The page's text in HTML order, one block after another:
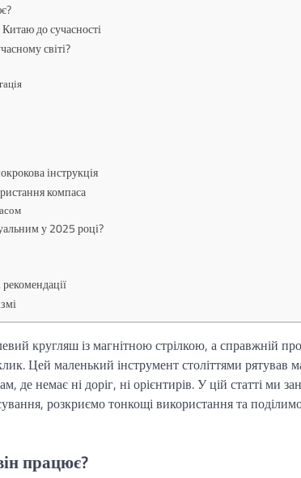
до сучасності
світі?
інструкція
компаса
у 2025 році?
кругляш із магнітною стрілкою, а справжній
Цей маленький інструмент століттями рятував
де немає ні доріг, ні орієнтирів. У цій статті ми
розкриємо тонкощі використання та
працює?